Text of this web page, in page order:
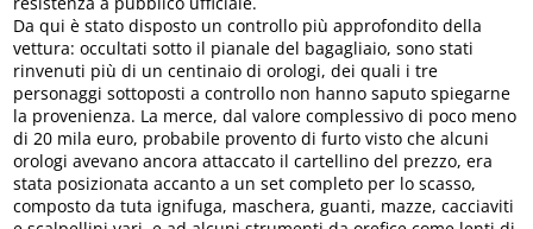
Da qui è stato disposto un controllo più approfondito della
vettura: occultati sotto il pianale del bagagliaio, sono stati
rinvenuti più di un centinaio di orologi, dei quali i tre
personaggi sottoposti a controllo non hanno saputo spiegarne
la provenienza. La merce, dal valore complessivo di poco meno
di 20 mila euro, probabile provento di furto visto che alcuni
orologi avevano ancora attaccato il cartellino del prezzo, era
stata posizionata accanto a un set completo per lo scasso,
composto da tuta ignifuga, maschera, guanti, mazze, cacciaviti